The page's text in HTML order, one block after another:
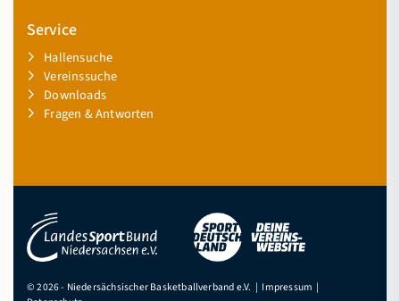
Service
Hallensuche
Vereinssuche
Downloads
Fragen & Antworten
© 2026 - Niedersächsischer Basketballverband e.V. | Impressum |